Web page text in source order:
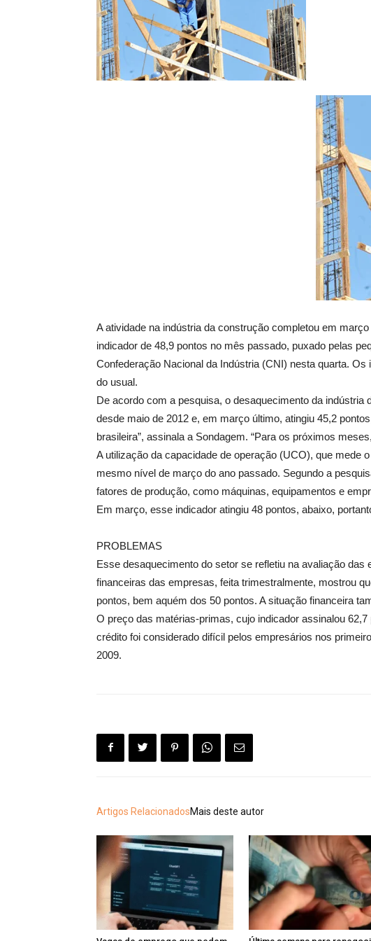
A atividade na indústria da construção completou em
indicador de 48,9 pontos no mês passado, puxado pelas
Confederação Nacional da Indústria (CNI) nesta quarta.
do usual.
De acordo com a pesquisa, o desaquecimento da
desde maio de 2012 e, em março último, atingiu 45,2
brasileira”, assinala a Sondagem. “Para os próximos
A utilização da capacidade de operação (UCO), que mede
mesmo nível de março do ano passado. Segundo a
fatores de produção, como máquinas, equipamentos e
Em março, esse indicador atingiu 48 pontos, abaixo,
PROBLEMAS
Esse desaquecimento do setor se refletiu na avaliação
financeiras das empresas, feita trimestralmente, mostrou
pontos, bem aquém dos 50 pontos. A situação financeira
O preço das matérias-primas, cujo indicador assinalou
crédito foi considerado difícil pelos empresários nos
2009.
Artigos RelacionadosMais deste autor